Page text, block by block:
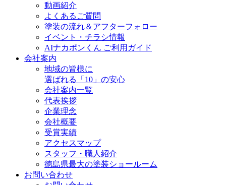
動画紹介
よくあるご質問
塗装の流れ＆アフターフォロー
イベント・チラシ情報
AIナカポンくん ご利用ガイド
会社案内
地域の皆様に
選ばれる「10」の安心
会社案内一覧
代表挨拶
企業理念
会社概要
受賞実績
アクセスマップ
スタッフ・職人紹介
徳島県最大の塗装ショールーム
お問い合わせ